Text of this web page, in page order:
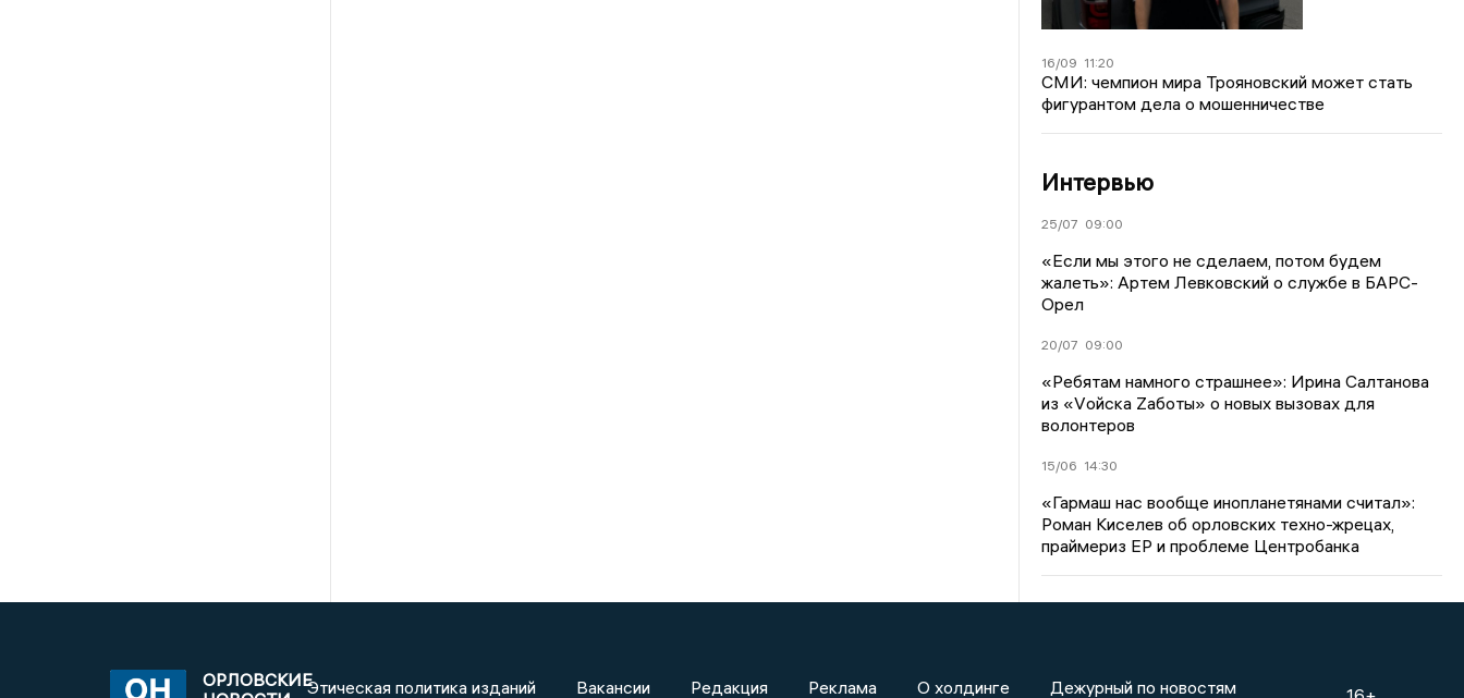
16/09 11:20
СМИ: чемпион мира Трояновский может стать
фигурантом дела о мошенничестве
Интервью
25/07 09:00
«Если мы этого не сделаем, потом будем
жалеть»: Артем Левковский о службе в БАРС-
Орел
20/07 09:00
«Ребятам намного страшнее»: Ирина Салтанова
из «Vойска Zаботы» о новых вызовах для
волонтеров
15/06 14:30
«Гармаш нас вообще инопланетянами считал»:
Роман Киселев об орловских техно-жрецах,
праймериз ЕР и проблеме Центробанка
ОРЛОВСКИЕЭтическая политика изданий Вакансии Редакция Реклама О холдинге Дежурный по новостям